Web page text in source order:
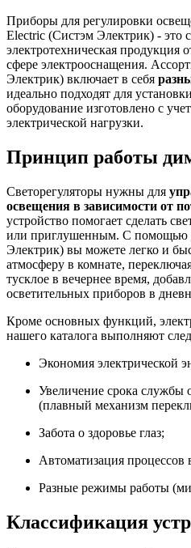
Приборы для регулировки
Electric (Систэм Электрик) - это
электротехническая продукция
сфере электрооснащения.
Электрик) включает в себя
идеально подходят для
оборудование изготовлено с
электрической нагрузки.
Принцип работы
Светорегуляторы нужны для
освещения в зависимости от
устройство помогает сделать
или приглушенным. С помощью
Электрик) вы можете легко и
атмосферу в комнате,
тусклое в вечернее время,
осветительных приборов в
Кроме основных функций,
нашего каталога выполняют
Экономия электрической
Увеличение срока службы
(плавный механизм
Забота о здоровье глаз;
Автоматизация
Разные режимы работы
Классификация